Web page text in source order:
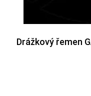
Drážkový řemen